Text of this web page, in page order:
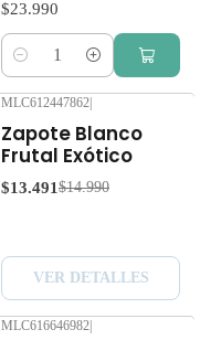
$23.990
Cantidad
Agotado
MLC612447862
Zapote Blanco
Frutal Exótico
$13.491 $14.990
VER DETALLES
MLC616646982|